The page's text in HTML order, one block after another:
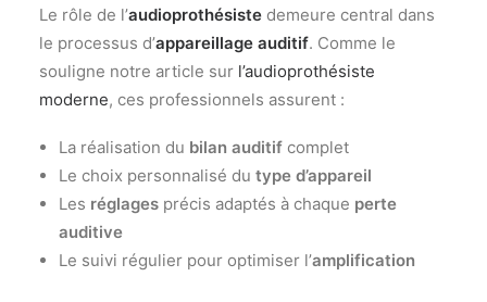
Le rôle de l’audioprothésiste demeure central dans
le processus d’appareillage auditif. Comme le
souligne notre article sur l’audioprothésiste
moderne, ces professionnels assurent :
La réalisation du bilan auditif complet
Le choix personnalisé du type d’appareil
Les réglages précis adaptés à chaque perte
auditive
Le suivi régulier pour optimiser l’amplification